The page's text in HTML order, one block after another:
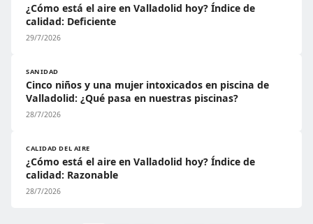
¿Cómo está el aire en Valladolid hoy? Índice de
calidad: Deficiente
29/7/2026
SANIDAD
Cinco niños y una mujer intoxicados en piscina de
Valladolid: ¿Qué pasa en nuestras piscinas?
28/7/2026
CALIDAD DEL AIRE
¿Cómo está el aire en Valladolid hoy? Índice de
calidad: Razonable
28/7/2026